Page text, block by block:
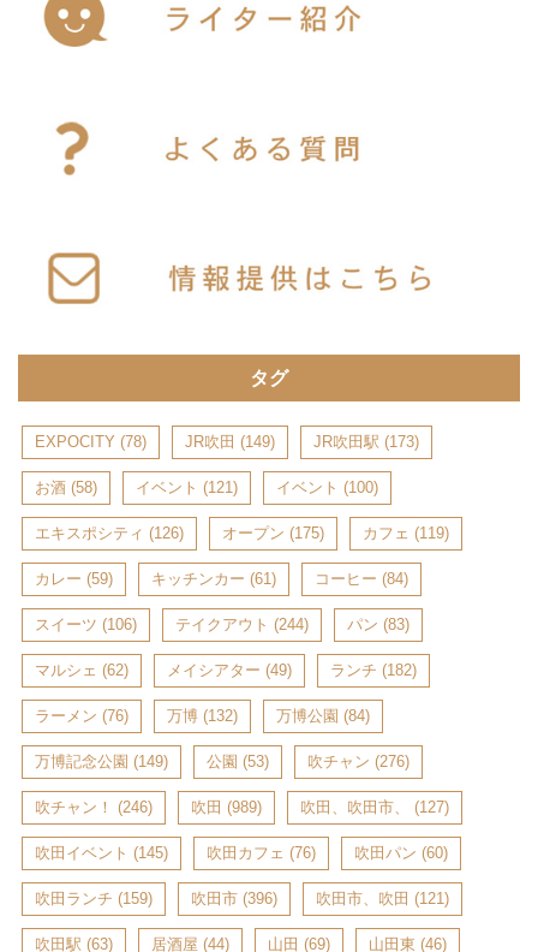
タグ
EXPOCITY (78) JR吹田 (149) JR吹田駅 (173)
お酒 (58) イベント (121) イベント (100)
エキスポシティ (126) オープン (175) カフェ (119)
カレー (59) キッチンカー (61) コーヒー (84)
スイーツ (106) テイクアウト (244) パン (83)
マルシェ (62) メイシアター (49) ランチ (182)
ラーメン (76) 万博 (132) 万博公園 (84)
万博記念公園 (149) 公園 (53) 吹チャン (276)
吹チャン！ (246) 吹田 (989) 吹田、吹田市、 (127)
吹田イベント (145) 吹田カフェ (76) 吹田パン (60)
吹田ランチ (159) 吹田市 (396) 吹田市、吹田 (121)
吹田駅 (63) 居酒屋 (44) 山田 (69) 山田東 (46)